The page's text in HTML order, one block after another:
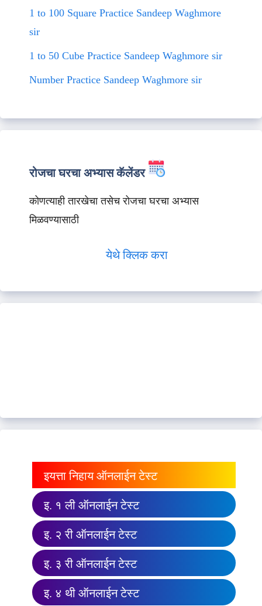
1 to 100 Square Practice Sandeep Waghmore
sir
1 to 50 Cube Practice Sandeep Waghmore sir
Number Practice Sandeep Waghmore sir
रोजचा घरचा अभ्यास कॅलेंडर
कोणत्याही तारखेचा तसेच रोजचा घरचा अभ्यास
मिळवण्यासाठी
येथे क्लिक करा
इयत्ता निहाय ऑनलाईन टेस्ट
इ. १ ली ऑनलाईन टेस्ट
इ. २ री ऑनलाईन टेस्ट
इ. ३ री ऑनलाईन टेस्ट
इ. ४ थी ऑनलाईन टेस्ट